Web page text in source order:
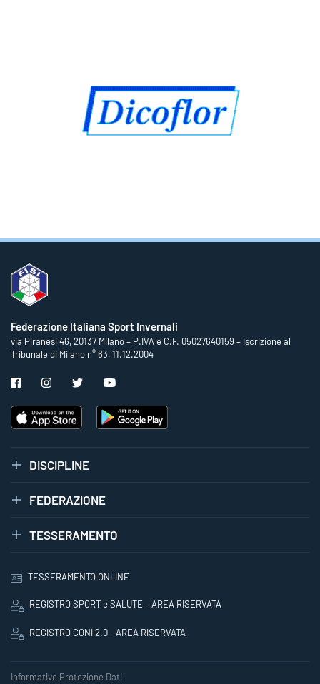
Federazione Italiana Sport Invernali
via Piranesi 46, 20137 Milano – P.IVA e C.F. 05027640159 – Iscrizione al
Tribunale di Milano n° 63, 11.12.2004
DISCIPLINE
FEDERAZIONE
TESSERAMENTO
TESSERAMENTO ONLINE
REGISTRO SPORT e SALUTE – AREA RISERVATA
REGISTRO CONI 2.0 - AREA RISERVATA
Informative Protezione Dati